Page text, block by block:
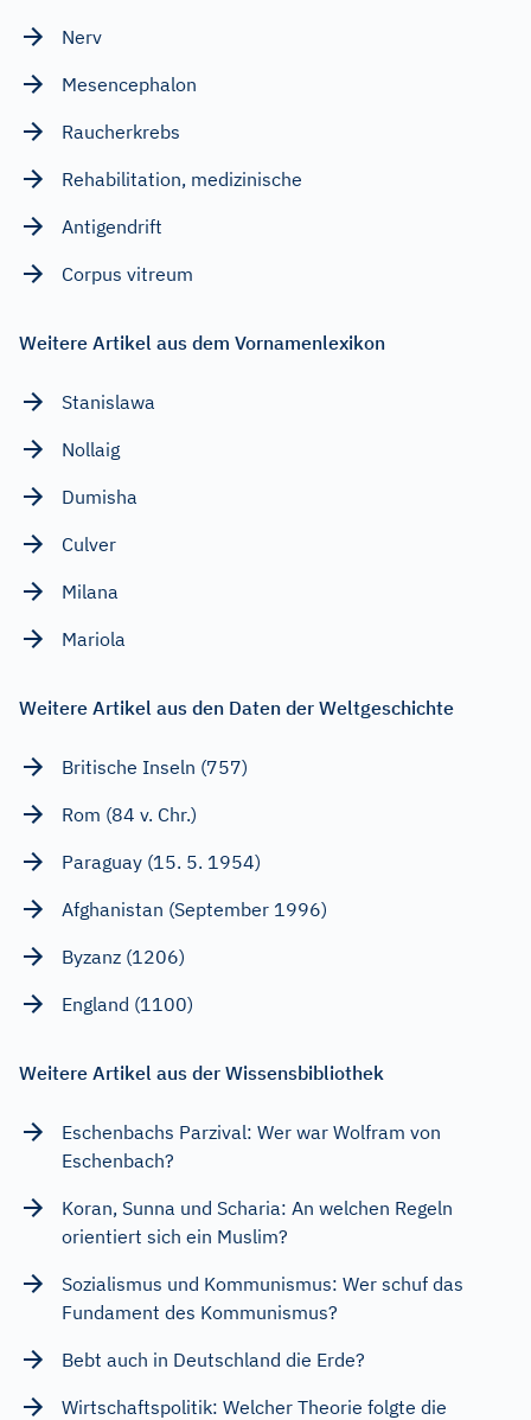
Nerv
Mesencephalon
Raucherkrebs
Rehabilitation, medizinische
Antigendrift
Corpus vitreum
Weitere Artikel aus dem Vornamenlexikon
Stanislawa
Nollaig
Dumisha
Culver
Milana
Mariola
Weitere Artikel aus den Daten der Weltgeschichte
Britische Inseln (757)
Rom (84 v. Chr.)
Paraguay (15. 5. 1954)
Afghanistan (September 1996)
Byzanz (1206)
England (1100)
Weitere Artikel aus der Wissensbibliothek
Eschenbachs Parzival: Wer war Wolfram von
Eschenbach?
Koran, Sunna und Scharia: An welchen Regeln
orientiert sich ein Muslim?
Sozialismus und Kommunismus: Wer schuf das
Fundament des Kommunismus?
Bebt auch in Deutschland die Erde?
Wirtschaftspolitik: Welcher Theorie folgte die